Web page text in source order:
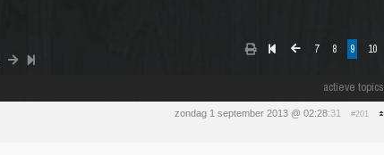
7 8 9 10
actieve topics
zondag 1 september 2013 @ 02:28:31 #201